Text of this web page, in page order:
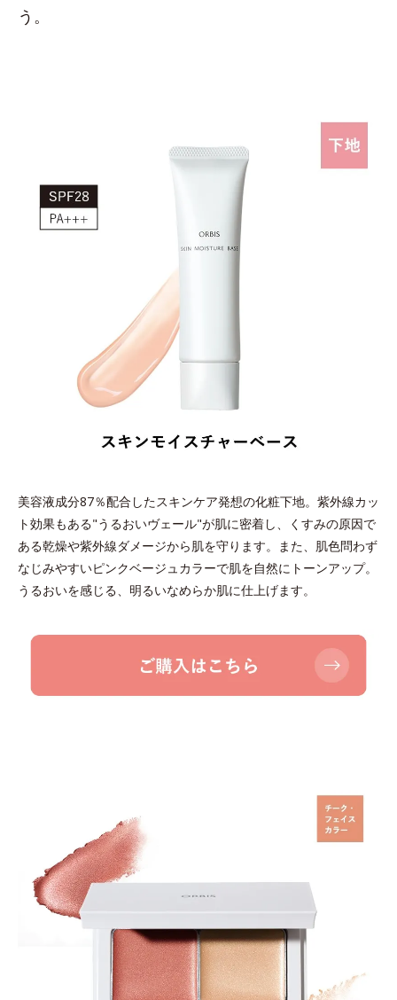
う。
美容液成分87％配合したスキンケア発想の化粧下地。紫外線カッ
ト効果もある"うるおいヴェール"が肌に密着し、くすみの原因で
ある乾燥や紫外線ダメージから肌を守ります。また、肌色問わず
なじみやすいピンクベージュカラーで肌を自然にトーンアップ。
うるおいを感じる、明るいなめらか肌に仕上げます。